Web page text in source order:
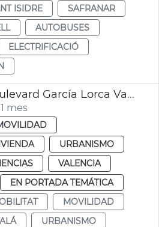
ISIDRE
SAFRANAR
AUTOBUSES
ELECTRIFICACIÓ
Presentación bulevard García Lorca València
mes
URBANISMO
VALENCIA
EN PORTADA TEMÁTICA
MOVILIDAD
URBANISMO